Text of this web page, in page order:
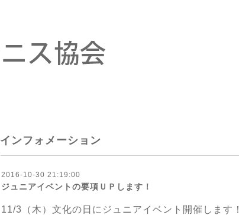
インフォメーション
2016-10-30 21:19:00
ジュニアイベントの要項ＵＰします！
11/3（木）文化の日にジュニアイベント開催します！